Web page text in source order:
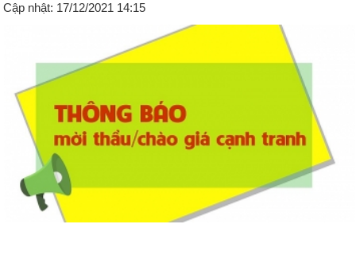
Cập nhật: 17/12/2021 14:15